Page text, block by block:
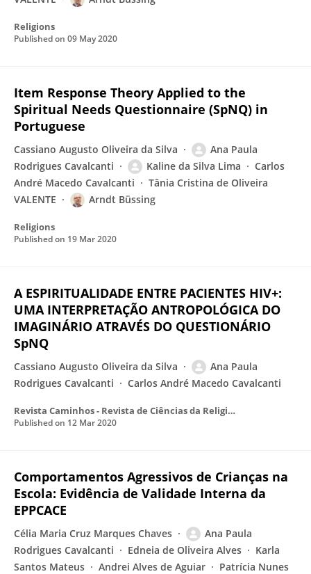
Religions
Published on 09 May 2020
Item Response Theory Applied to the
Spiritual Needs Questionnaire (SpNQ) in
Portuguese
Cassiano Augusto Oliveira da Silva
Ana Paula
Rodrigues Cavalcanti
Kaline da Silva Lima
Carlos
André Macedo Cavalcanti
Tânia Cristina de Oliveira
VALENTE
Arndt Büssing
Religions
Published on 19 Mar 2020
A ESPIRITUALIDADE ENTRE PACIENTES HIV+:
UMA INTERPRETAÇÃO ANTROPOLÓGICA DO
IMAGINÁRIO ATRAVÉS DO QUESTIONÁRIO
SpNQ
Cassiano Augusto Oliveira da Silva
Ana Paula
Rodrigues Cavalcanti
Carlos André Macedo Cavalcanti
Revista Caminhos - Revista de Ciências da Religião
Published on 12 Mar 2020
Comportamentos Agressivos de Crianças na
Escola: Evidência de Validade Interna da
EPPCACE
Célia Maria Cruz Marques Chaves
Ana Paula
Rodrigues Cavalcanti
Edneia de Oliveira Alves
Karla
Santos Mateus
Andrei Alves de Aguiar
Patrícia Nunes